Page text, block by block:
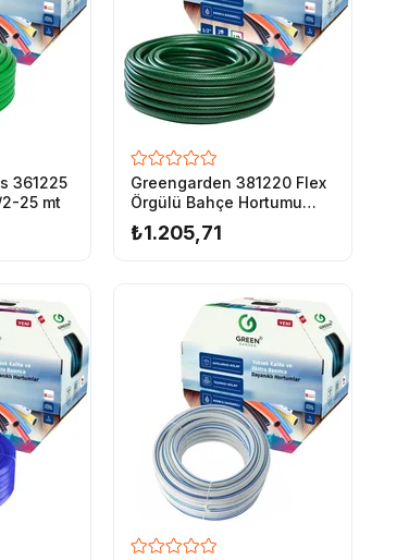
361225
25 mt
Greengarden 381220 Flex
Örgülü Bahçe Hortumu
1/2-20 mt
₺1.205,71